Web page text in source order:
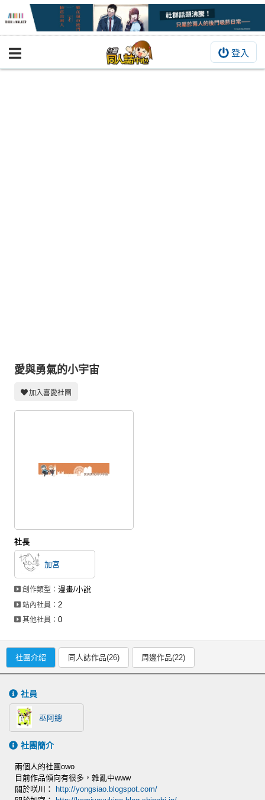
登入
BOOKY書集倉庫
交流中心
攤位轉讓區
會員功能選單
登入
愛與勇氣的小宇宙
加入喜愛社團
社長
加宮
創作類型：漫畫/小說
站內社員：2
其他社員：0
社團介紹 同人誌作品(26) 周邊作品(22)
社員
巫阿總
社團簡介
兩個人的社團owo
目前作品傾向有很多，雜亂中www
關於咲川：
http://yongsiao.blogspot.com/